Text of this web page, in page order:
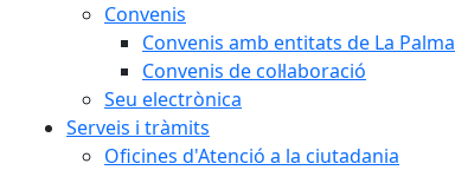
Convenis
Convenis amb entitats de La Palma
Convenis de col·laboració
Seu electrònica
Serveis i tràmits
Oficines d'Atenció a la ciutadania